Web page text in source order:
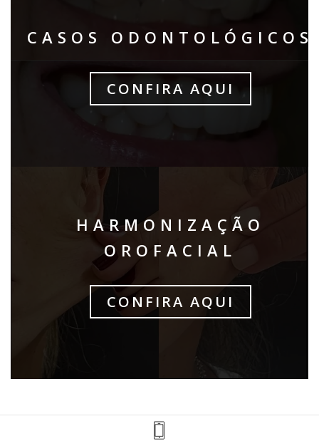
CASOS ODONTOLÓGICOS
CONFIRA AQUI
HARMONIZAÇÃO
OROFACIAL
CONFIRA AQUI